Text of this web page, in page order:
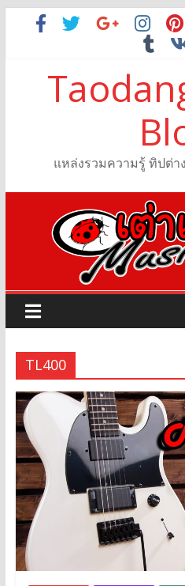
แหล่งรวมความรู้ ทิปต่า
TL400